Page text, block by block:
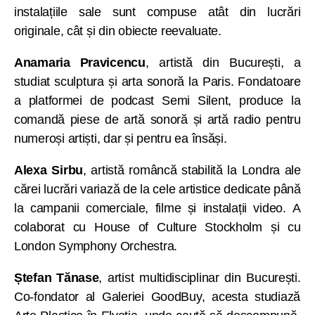
instalațiile sale sunt compuse atât din lucrări
originale, cât și din obiecte reevaluate.
Anamaria Pravicencu, artistă din București, a
studiat sculptura și arta sonoră la Paris. Fondatoare
a platformei de podcast Semi Silent, produce la
comandă piese de artă sonoră și artă radio pentru
numeroși artiști, dar și pentru ea însăși.
Alexa Sirbu, artistă româncă stabilită la Londra ale
cărei lucrări variază de la cele artistice dedicate până
la campanii comerciale, filme și instalații video. A
colaborat cu House of Culture Stockholm și cu
London Symphony Orchestra.
Ștefan Tănase, artist multidisciplinar din București.
Co-fondator al Galeriei GoodBuy, acesta studiază